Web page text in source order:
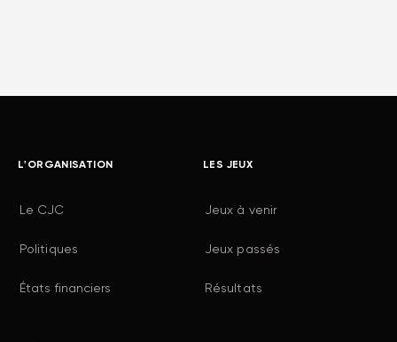
L'ORGANISATION
Le CJC
Politiques
États financiers
LES JEUX
Jeux à venir
Jeux passés
Résultats